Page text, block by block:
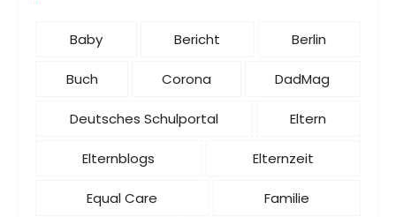
Baby Bericht Berlin
Buch Corona DadMag
Deutsches Schulportal Eltern
Elternblogs Elternzeit
Equal Care Familie